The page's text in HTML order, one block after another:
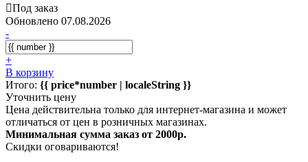
Под заказ
Обновлено 07.08.2026
-
+
В корзину
Итого: {{ price*number | localeString }}
Уточнить цену
Цена действительна только для интернет-магазина и может
отличаться от цен в розничных магазинах.
Минимальная сумма заказ от 2000р.
Скидки оговариваются!